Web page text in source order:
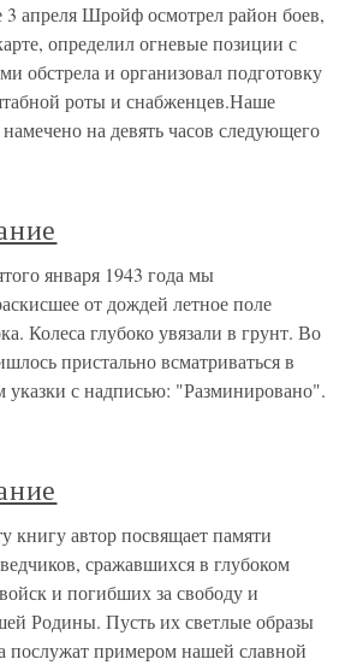
3 апреля Шройф осмотрел район боев,
определил огневые позиции с
обстрела и организовал подготовку
роты и снабженцев.Наше
на девять часов следующего
января 1943 года мы
от дождей летное поле
Колеса глубоко увязали в грунт. Во
пристально всматриваться в
указки с надписью: "Разминировано".
книгу автор посвящает памяти
сражавшихся в глубоком
и погибших за свободу и
Родины. Пусть их светлые образы
послужат примером нашей славной